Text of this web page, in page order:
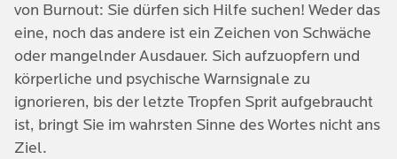
von Burnout: Sie dürfen sich Hilfe suchen! Weder das
eine, noch das andere ist ein Zeichen von Schwäche
oder mangelnder Ausdauer. Sich aufzuopfern und
körperliche und psychische Warnsignale zu
ignorieren, bis der letzte Tropfen Sprit aufgebraucht
ist, bringt Sie im wahrsten Sinne des Wortes nicht ans
Ziel.